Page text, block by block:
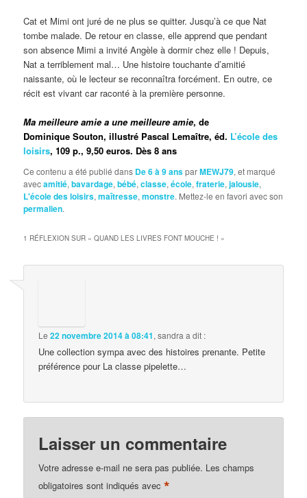
Cat et Mimi ont juré de ne plus se quitter. Jusqu’à ce que Nat
tombe malade. De retour en classe, elle apprend que pendant
son absence Mimi a invité Angèle à dormir chez elle ! Depuis,
Nat a terriblement mal… Une histoire touchante d’amitié
naissante, où le lecteur se reconnaîtra forcément. En outre, ce
récit est vivant car raconté à la première personne.
Ma meilleure amie a une meilleure amie, de
Dominique Souton, illustré Pascal Lemaître, éd. L’école des
loisirs, 109 p., 9,50 euros. Dès 8 ans
Ce contenu a été publié dans De 6 à 9 ansparMEWJ79, et marqué
avecamitié,bavardage,bébé,classe,école,fraterie,jalousie,
L'école des loisirs,maîtresse,monstre. Mettez-le en favori avec son
permalien.
1 RÉFLEXION SUR «QUAND LES LIVRES FONT MOUCHE ! »
Le22 novembre 2014 à 08:41,sandra a dit :
Une collection sympa avec des histoires prenante. Petite
préférence pour La classe pipelette…
Laisser un commentaire
Votre adresse e-mail ne sera pas publiée. Les champs
obligatoires sont indiqués avec*